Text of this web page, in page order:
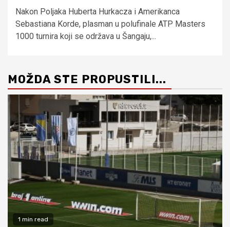
Nakon Poljaka Huberta Hurkacza i Amerikanca
Sebastiana Korde, plasman u polufinale ATP Masters
1000 turnira koji se održava u Šangaju,...
MOŽDA STE PROPUSTILI...
1 min read